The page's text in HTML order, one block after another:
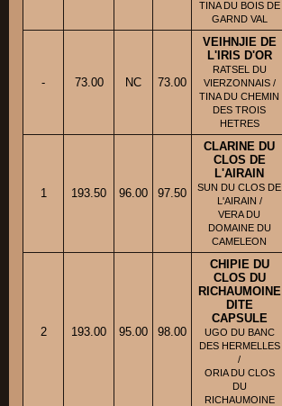
TINA DU BOIS DE
GARND VAL
- 73.00 NC 73.00
VEIHNJIE DE
L'IRIS D'OR
RATSEL DU
VIERZONNAIS /
TINA DU CHEMIN
DES TROIS
HETRES
1 193.50 96.00 97.50
CLARINE DU
CLOS DE
L'AIRAIN
SUN DU CLOS DE
L'AIRAIN /
VERA DU
DOMAINE DU
CAMELEON
2 193.00 95.00 98.00
CHIPIE DU
CLOS DU
RICHAUMOINE
DITE
CAPSULE
UGO DU BANC
DES HERMELLES
/
ORIA DU CLOS
DU
RICHAUMOINE